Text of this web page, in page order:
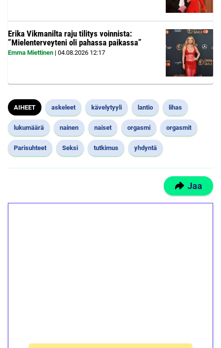
Erika Vikmanilta raju tilitys voinnista:
”Mielenterveyteni oli pahassa paikassa”
Emma Miettinen | 04.08.2026 12:17
AIHEET askeleet kävelytyyli lantio lihas
lukumäärä nainen naiset orgasmi orgasmit
Parisuhteet Seksi tutkimus yhdyntä
Jaa